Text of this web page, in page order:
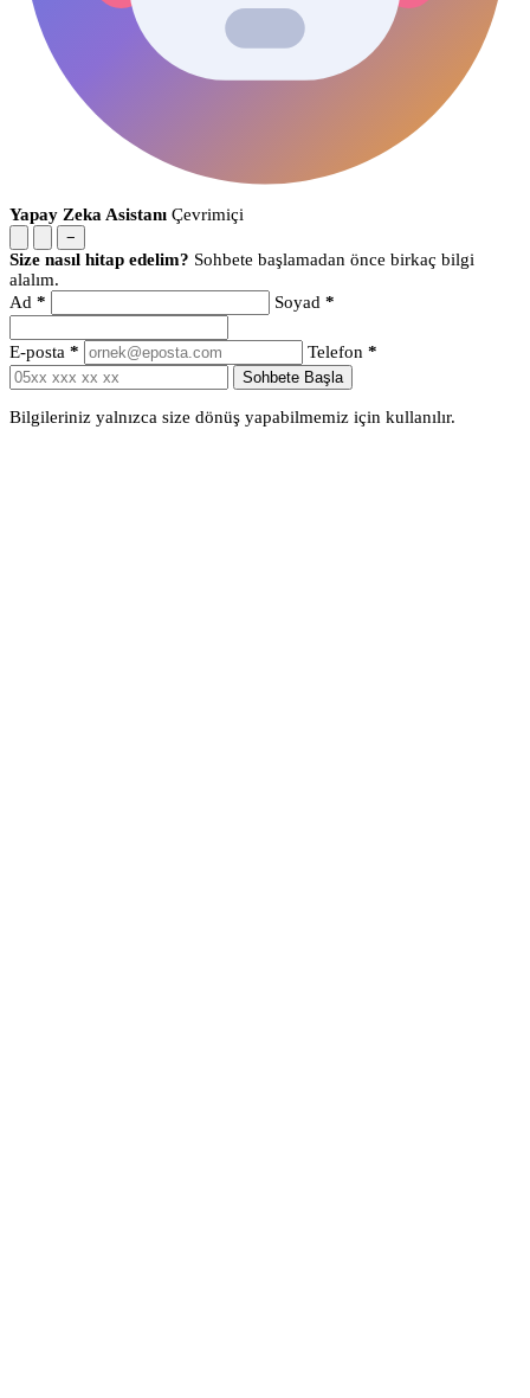
Yapay Zeka Asistanı Çevrimiçi
−
Size nasıl hitap edelim? Sohbete başlamadan önce birkaç bilgi
alalım.
Ad * Soyad *
E-posta * Telefon *
Sohbete Başla
Bilgileriniz yalnızca size dönüş yapabilmemiz için kullanılır.